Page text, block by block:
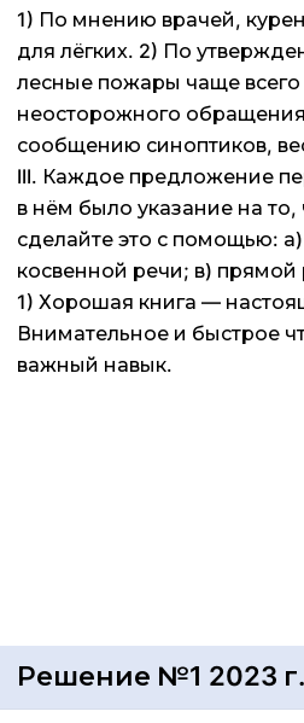
1) По мнению врачей,
для лёгких. 2) По
лесные пожары чаще всего
неосторожного
сообщению синоптиков,
III. Каждое предложение
в нём было указание на
сделайте это с помощью:
косвенной речи; в) прямой
1) Хорошая книга —
Внимательное и быстрое
важный навык.
Решение №1 2023 г.